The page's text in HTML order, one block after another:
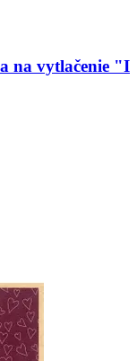
na vytlačenie "I